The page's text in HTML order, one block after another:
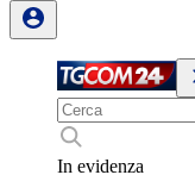
In evidenza